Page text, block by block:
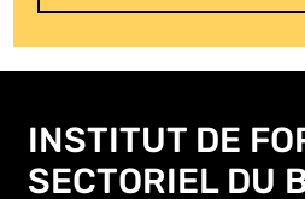
INSTITUT DE
SECTORIEL DU